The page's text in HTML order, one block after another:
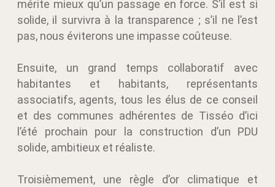
mérite mieux qu’un passage en force. S’il est si
solide, il survivra à la transparence ; s’il ne l’est
pas, nous éviterons une impasse coûteuse.
Ensuite, un grand temps collaboratif avec
habitantes et habitants, représentants
associatifs, agents, tous les élus de ce conseil
et des communes adhérentes de Tisséo d’ici
l’été prochain pour la construction d’un PDU
solide, ambitieux et réaliste.
Troisièmement, une règle d’or climatique et